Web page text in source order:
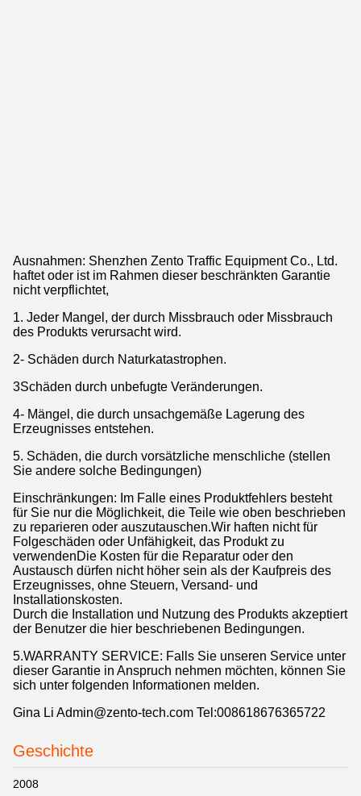
Ausnahmen: Shenzhen Zento Traffic Equipment Co., Ltd.
haftet oder ist im Rahmen dieser beschränkten Garantie
nicht verpflichtet,
1. Jeder Mangel, der durch Missbrauch oder Missbrauch
des Produkts verursacht wird.
2- Schäden durch Naturkatastrophen.
3Schäden durch unbefugte Veränderungen.
4- Mängel, die durch unsachgemäße Lagerung des
Erzeugnisses entstehen.
5. Schäden, die durch vorsätzliche menschliche (stellen
Sie andere solche Bedingungen)
Einschränkungen: Im Falle eines Produktfehlers besteht
für Sie nur die Möglichkeit, die Teile wie oben beschrieben
zu reparieren oder auszutauschen.Wir haften nicht für
Folgeschäden oder Unfähigkeit, das Produkt zu
verwendenDie Kosten für die Reparatur oder den
Austausch dürfen nicht höher sein als der Kaufpreis des
Erzeugnisses, ohne Steuern, Versand- und
Installationskosten.
Durch die Installation und Nutzung des Produkts akzeptiert
der Benutzer die hier beschriebenen Bedingungen.
5.WARRANTY SERVICE: Falls Sie unseren Service unter
dieser Garantie in Anspruch nehmen möchten, können Sie
sich unter folgenden Informationen melden.
Gina Li Admin@zento-tech.com Tel:008618676365722
Geschichte
2008